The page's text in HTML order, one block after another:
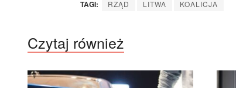
TAGI: RZĄD LITWA KOALICJA
Czytaj również